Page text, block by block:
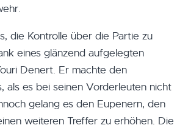
die Kontrolle über die Partie zu
eines glänzend aufgelegten
Denert. Er machte den
als es bei seinen Vorderleuten nicht
gelang es den Eupenern, den
weiteren Treffer zu erhöhen. Die